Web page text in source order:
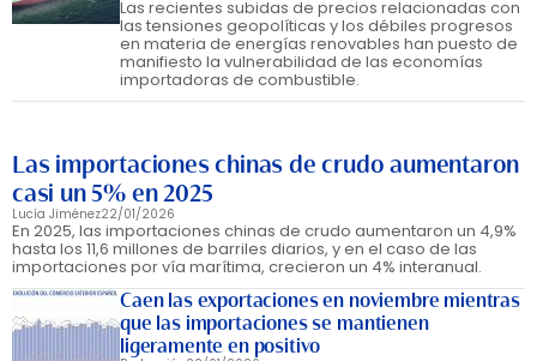
Las recientes subidas de precios relacionadas con
las tensiones geopolíticas y los débiles progresos
en materia de energías renovables han puesto de
manifiesto la vulnerabilidad de las economías
importadoras de combustible.
Las importaciones chinas de crudo aumentaron
casi un 5% en 2025
Lucía Jiménez22/01/2026
En 2025, las importaciones chinas de crudo aumentaron un 4,9%
hasta los 11,6 millones de barriles diarios, y en el caso de las
importaciones por vía marítima, crecieron un 4% interanual.
Caen las exportaciones en noviembre mientras
que las importaciones se mantienen
ligeramente en positivo